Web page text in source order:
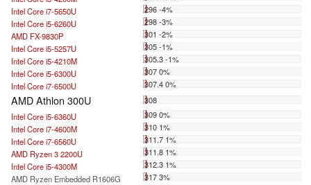
Intel Core i7-5650U
296 -4%
Intel Core i5-6260U
298 -3%
AMD FX-9830P
301 -2%
Intel Core i5-5257U
305 -1%
Intel Core i5-4210M
305.3 -1%
Intel Core i5-6300U
307 0%
Intel Core i7-6500U
307.4 0%
AMD Athlon 300U
308
Intel Core i5-6360U
309 0%
Intel Core i7-4600M
310 1%
Intel Core i7-6560U
311.7 1%
AMD Ryzen 3 2200U
311.8 1%
Intel Core i5-4300M
312.3 1%
AMD Ryzen Embedded R1606G
317 3%